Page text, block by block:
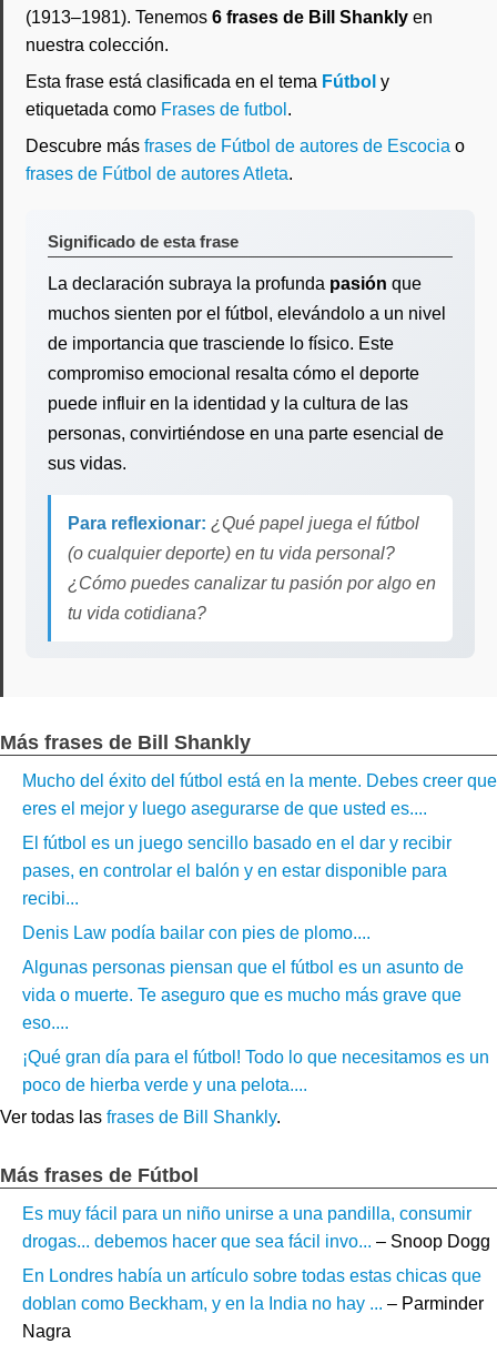
(1913–1981). Tenemos 6 frases de Bill Shankly en
nuestra colección.
Esta frase está clasificada en el tema Fútbol y
etiquetada como Frases de futbol .
Descubre más frases de Fútbol de autores de Escocia o
frases de Fútbol de autores Atleta.
Significado de esta frase
La declaración subraya la profunda pasión que
muchos sienten por el fútbol, elevándolo a un nivel
de importancia que trasciende lo físico. Este
compromiso emocional resalta cómo el deporte
puede influir en la identidad y la cultura de las
personas, convirtiéndose en una parte esencial de
sus vidas.
Para reflexionar: ¿Qué papel juega el fútbol
(o cualquier deporte) en tu vida personal?
¿Cómo puedes canalizar tu pasión por algo en
tu vida cotidiana?
Más frases de Bill Shankly
Mucho del éxito del fútbol está en la mente. Debes creer que
eres el mejor y luego asegurarse de que usted es....
El fútbol es un juego sencillo basado en el dar y recibir
pases, en controlar el balón y en estar disponible para
recibi...
Denis Law podía bailar con pies de plomo....
Algunas personas piensan que el fútbol es un asunto de
vida o muerte. Te aseguro que es mucho más grave que
eso....
¡Qué gran día para el fútbol! Todo lo que necesitamos es un
poco de hierba verde y una pelota....
Ver todas las frases de Bill Shankly.
Más frases de Fútbol
Es muy fácil para un niño unirse a una pandilla, consumir
drogas... debemos hacer que sea fácil invo... – Snoop Dogg
En Londres había un artículo sobre todas estas chicas que
doblan como Beckham, y en la India no hay ... – Parminder
Nagra